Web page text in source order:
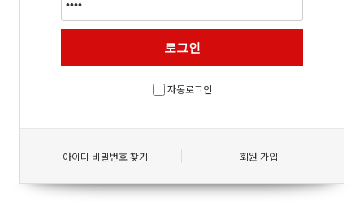
자동로그인
아이디 비밀번호 찾기 회원 가입